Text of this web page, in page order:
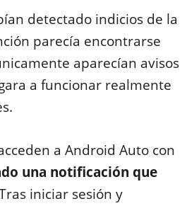
detectado indicios de la
parecía encontrarse
aparecían avisos
a funcionar realmente
a Android Auto con
una notificación que
iniciar sesión y